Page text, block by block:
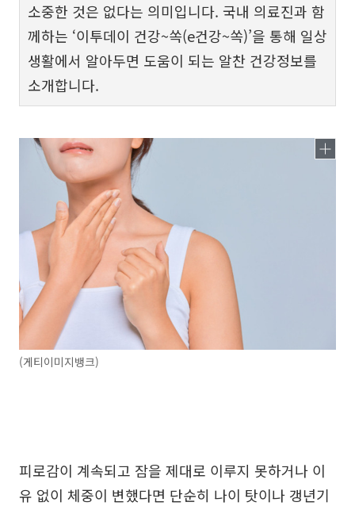
소중한 것은 없다는 의미입니다. 국내 의료진과 함
께하는 ‘이투데이 건강~쏙(e건강~쏙)’을 통해 일상
생활에서 알아두면 도움이 되는 알찬 건강정보를
소개합니다.
(게티이미지뱅크)
피로감이 계속되고 잠을 제대로 이루지 못하거나 이
유 없이 체중이 변했다면 단순히 나이 탓이나 갱년기